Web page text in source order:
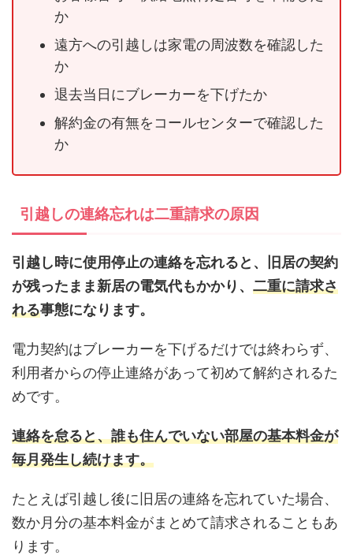
か
遠方への引越しは家電の周波数を確認した
か
退去当日にブレーカーを下げたか
解約金の有無をコールセンターで確認した
か
引越しの連絡忘れは二重請求の原因
引越し時に使用停止の連絡を忘れると、旧居の契約
が残ったまま新居の電気代もかかり、 二重に請求さ
れる事態になります。
電力契約はブレーカーを下げるだけでは終わらず、
利用者からの停止連絡があって初めて解約されるた
めです。
連絡を怠ると、誰も住んでいない部屋の基本料金が
毎月発生し続けます。
たとえば引越し後に旧居の連絡を忘れていた場合、
数か月分の基本料金がまとめて請求されることもあ
ります。